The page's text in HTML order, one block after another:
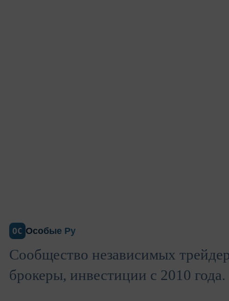
ОС Особые Ру
Сообщество независимых
брокеры, инвестиции с 2010 года.